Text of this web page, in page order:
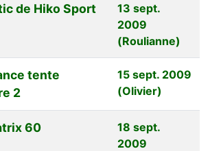
de Hiko Sport
13 sept.
2009
(Roulianne)
tente
2
15 sept. 2009
(Olivier)
60
18 sept.
2009